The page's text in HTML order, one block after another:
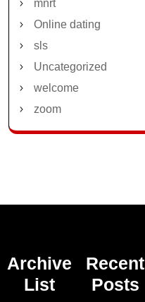
mnrt
Online dating
sls
Uncategorized
welcome
zoom
Archive
List
Recent
Posts